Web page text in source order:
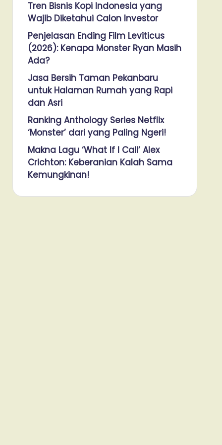
Tren Bisnis Kopi Indonesia yang
Wajib Diketahui Calon Investor
Penjelasan Ending Film Leviticus
(2026): Kenapa Monster Ryan Masih
Ada?
Jasa Bersih Taman Pekanbaru
untuk Halaman Rumah yang Rapi
dan Asri
Ranking Anthology Series Netflix
‘Monster’ dari yang Paling Ngeri!
Makna Lagu ‘What If I Call’ Alex
Crichton: Keberanian Kalah Sama
Kemungkinan!